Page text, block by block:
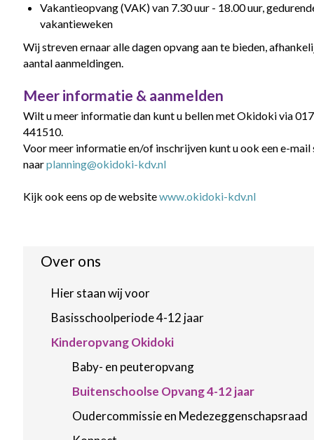
Vakantieopvang (VAK) van 7.30 uur - 18.00 uur,
vakantieweken
Wij streven ernaar alle dagen opvang aan te bieden,
aantal aanmeldingen.
Meer informatie & aanmelden
Wilt u meer informatie dan kunt u bellen met Okidoki via
441510.
Voor meer informatie en/of inschrijven kunt u ook een e-mail
naarplanning@okidoki-kdv.nl
Kijk ook eens op de websitewww.okidoki-kdv.nl
Over ons
Hier staan wij voor
Basisschoolperiode 4-12 jaar
Kinderopvang Okidoki
Baby- en peuteropvang
Buitenschoolse Opvang 4-12 jaar
Oudercommissie en Medezeggenschapsraad